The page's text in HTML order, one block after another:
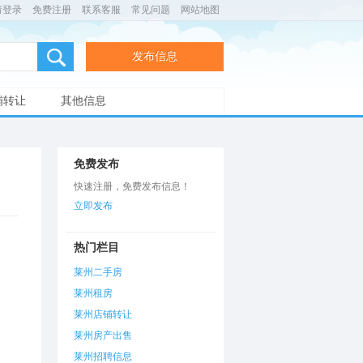
登录 免费注册 联系客服 常见问题 网站地图
发布信息
转让 其他信息
免费发布
快速注册，免费发布信息！
立即发布
热门栏目
莱州二手房
莱州租房
莱州店铺转让
莱州房产出售
莱州招聘信息